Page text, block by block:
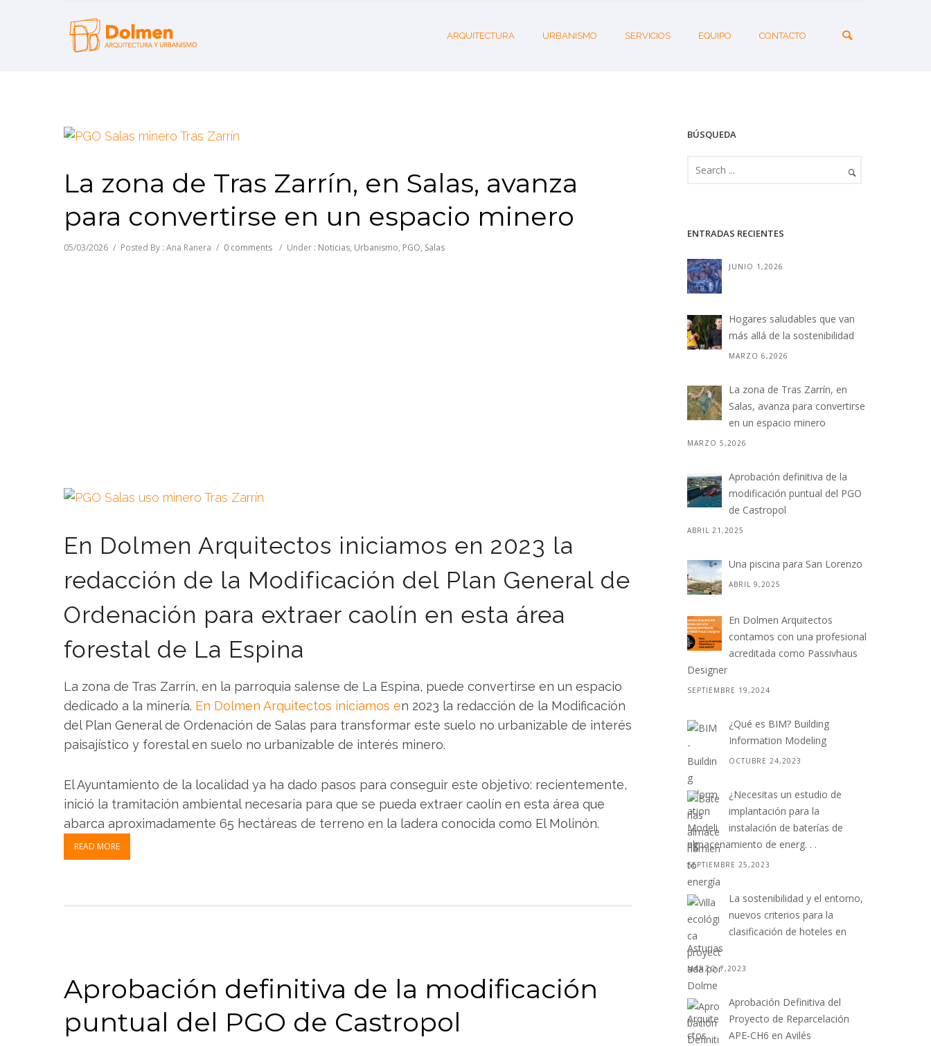
ARQUITECTURA URBANISMO SERVICIOS EQUIPO CONTACTO
La zona de Tras Zarrín, en Salas, avanza
para convertirse en un espacio minero
05/03/2026 / Posted By : Ana Ranera / 0 comments / Under : Noticias, Urbanismo, PGO, Salas
En Dolmen Arquitectos iniciamos en 2023 la
redacción de la Modificación del Plan General de
Ordenación para extraer caolín en esta área
forestal de La Espina
La zona de Tras Zarrín, en la parroquia salense de La Espina, puede convertirse en un espacio
dedicado a la minería. En Dolmen Arquitectos iniciamos en 2023 la redacción de la Modificación
del Plan General de Ordenación de Salas para transformar este suelo no urbanizable de interés
paisajístico y forestal en suelo no urbanizable de interés minero.
El Ayuntamiento de la localidad ya ha dado pasos para conseguir este objetivo: recientemente,
inició la tramitación ambiental necesaria para que se pueda extraer caolín en esta área que
abarca aproximadamente 65 hectáreas de terreno en la ladera conocida como El Molinón.
READ MORE
Aprobación definitiva de la modificación
puntual del PGO de Castropol
BÚSQUEDA
ENTRADAS RECIENTES
JUNIO 1,2026
Hogares saludables que van
más allá de la sostenibilidad
MARZO 6,2026
La zona de Tras Zarrín, en
Salas, avanza para convertirse
en un espacio minero
MARZO 5,2026
Aprobación definitiva de la
modificación puntual del PGO
de Castropol
ABRIL 21,2025
Una piscina para San Lorenzo
ABRIL 9,2025
En Dolmen Arquitectos
contamos con una profesional
acreditada como Passivhaus
Designer
SEPTIEMBRE 19,2024
¿Qué es BIM? Building
Information Modeling
OCTUBRE 24,2023
¿Necesitas un estudio de
implantación para la
instalación de baterías de
almacenamiento de energ. . .
SEPTIEMBRE 25,2023
La sostenibilidad y el entorno,
nuevos criterios para la
clasificación de hoteles en
Asturias
MARZO 7,2023
Aprobación Definitiva del
Proyecto de Reparcelación
APE-CH6 en Avilés